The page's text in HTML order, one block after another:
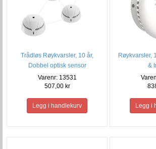
Trådløs Røykvarsler, 10 år,
Dobbel optisk sensor
Varenr: 13531
507,00 kr
Røykvarsler,
&